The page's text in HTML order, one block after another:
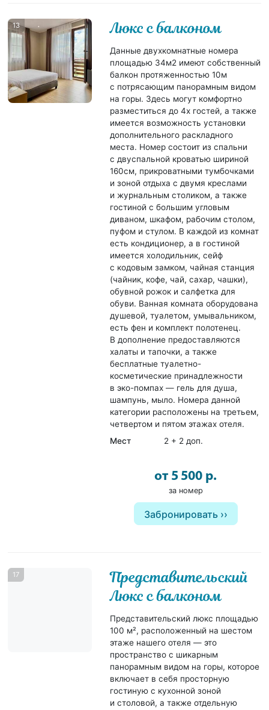
13 Люкс с балконом
Данные двухкомнатные номера
площадью 34м2 имеют собственный
балкон протяженностью 10м
с потрясающим панорамным видом
на горы. Здесь могут комфортно
разместиться до 4х гостей, а также
имеется возможность установки
дополнительного раскладного
места. Номер состоит из спальни
с двуспальной кроватью шириной
160см, прикроватными тумбочками
и зоной отдыха с двумя креслами
и журнальным столиком, а также
гостиной с большим угловым
диваном, шкафом, рабочим столом,
пуфом и стулом. В каждой из комнат
есть кондиционер, а в гостиной
имеется холодильник, сейф
с кодовым замком, чайная станция
(чайник, кофе, чай, сахар, чашки),
обувной рожок и салфетка для
обуви. Ванная комната оборудована
душевой, туалетом, умывальником,
есть фен и комплект полотенец.
В дополнение предоставляются
халаты и тапочки, а также
бесплатные туалетно-
косметические принадлежности
в эко-помпах — гель для душа,
шампунь, мыло. Номера данной
категории расположены на третьем,
четвертом и пятом этажах отеля.
Мест
2 + 2 доп.
от 5 500 р.
за номер
Забронировать
17
Представительский
Люкс с балконом
Представительский люкс площадью
100 м², расположенный на шестом
этаже нашего отеля — это
пространство с шикарным
панорамным видом на горы, которое
включает в себя просторную
гостиную с кухонной зоной
и столовой, а также отдельную